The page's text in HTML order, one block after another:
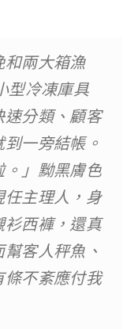
兩大箱漁
冷凍庫具
分類、顧客
一旁結帳。
」黝黑膚色
主理人，身
西褲，還真
客人秤魚、
不紊應付我